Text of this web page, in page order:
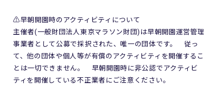
⚠️早朝開園時のアクティビティについて
主催者(一般財団法人東京マラソン財団)は早朝開園運営管理
事業者として公募で採択された、唯一の団体です。 従っ
て、他の団体や個人等が有償のアクティビティを開催するこ
とは一切できません。 早朝開園時に非公認でアクティビ
ティを開催している不正業者にご注意ください。